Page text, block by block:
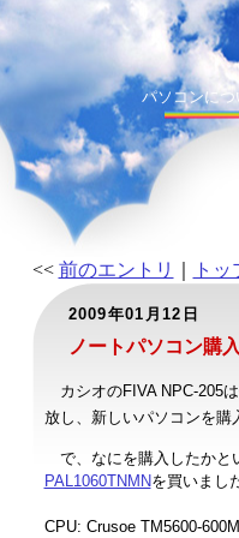
パソコンにつ
<< 前のエントリ ト
2009年01月12日
ノートパソコン購
カシオのFIVA NPC-205
放し、新しいパソコンを購
で、なにを購入したかと
PAL1060TNMNを買いまし
CPU: Crusoe TM5600-